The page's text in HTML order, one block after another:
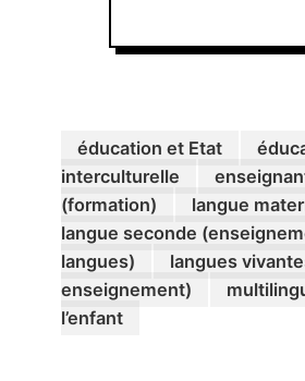
éducation et Etat
interculturelle
(formation)
langue
langue seconde
langues)
langues
enseignement)
l’enfant